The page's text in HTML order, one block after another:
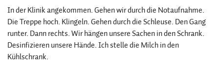
In der Klinik angekommen. Gehen wir durch die Notaufnahme.
Die Treppe hoch. Klingeln. Gehen durch die Schleuse. Den Gang
runter. Dann rechts. Wir hängen unsere Sachen in den Schrank.
Desinfizieren unsere Hände. Ich stelle die Milch in den
Kühlschrank.